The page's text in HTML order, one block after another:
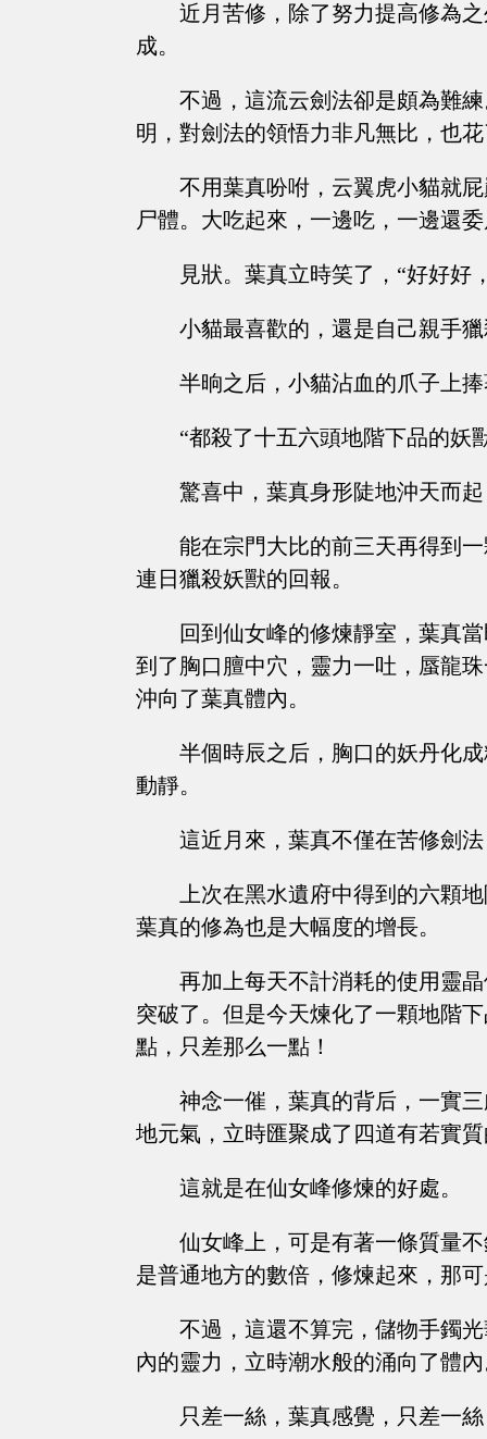
近月苦修，除了努力提高修為
成。
不過，這流云劍法卻是頗為難
明，對劍法的領悟力非凡無比，也
不用葉真吩咐，云翼虎小貓就
尸體。大吃起來，一邊吃，一邊還
見狀。葉真立時笑了，“好好好
小貓最喜歡的，還是自己親手
半晌之后，小貓沾血的爪子上
“都殺了十五六頭地階下品的妖
驚喜中，葉真身形陡地沖天而
能在宗門大比的前三天再得到
連日獵殺妖獸的回報。
回到仙女峰的修煉靜室，葉真
到了胸口膻中穴，靈力一吐，蜃龍
沖向了葉真體內。
半個時辰之后，胸口的妖丹化
動靜。
這近月來，葉真不僅在苦修劍
上次在黑水遺府中得到的六顆
葉真的修為也是大幅度的增長。
再加上每天不計消耗的使用靈
突破了。但是今天煉化了一顆地階
點，只差那么一點！
神念一催，葉真的背后，一實
地元氣，立時匯聚成了四道有若實
這就是在仙女峰修煉的好處。
仙女峰上，可是有著一條質量
是普通地方的數倍，修煉起來，那
不過，這還不算完，儲物手鐲
內的靈力，立時潮水般的涌向了體
只差一絲，葉真感覺，只差一